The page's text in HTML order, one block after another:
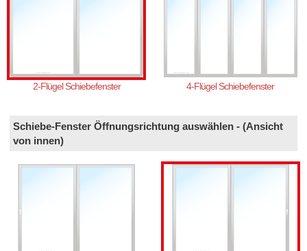
2-Flügel Schiebefenster 4-Flügel Schiebefenster
Schiebe-Fenster Öffnungsrichtung auswählen - (Ansicht
von innen)